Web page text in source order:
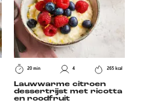
20 min 4 265 kcal
Lauwwarme citroen
dessertrijst met ricotta
en roodfruit